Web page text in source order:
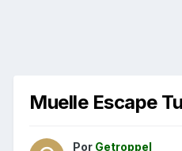
Muelle Escape
Por Getroppel